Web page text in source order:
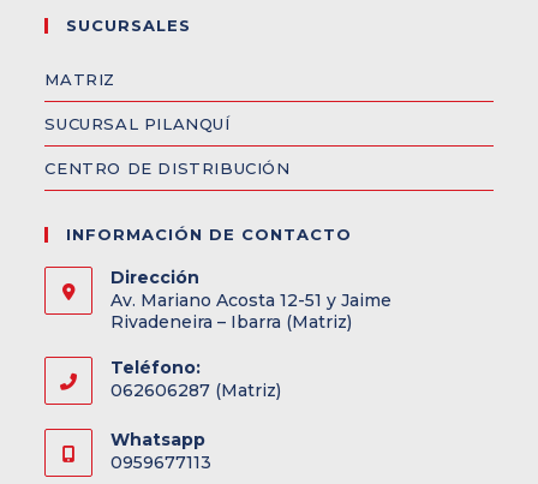
SUCURSALES
MATRIZ
SUCURSAL PILANQUÍ
CENTRO DE DISTRIBUCIÓN
INFORMACIÓN DE CONTACTO
Dirección
Av. Mariano Acosta 12-51 y Jaime
Rivadeneira – Ibarra (Matriz)
Teléfono:
062606287 (Matriz)
Whatsapp
0959677113